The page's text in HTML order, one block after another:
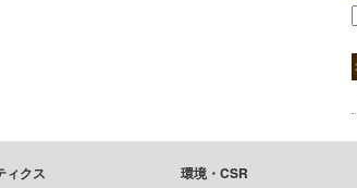
ィクス 環境・CSR